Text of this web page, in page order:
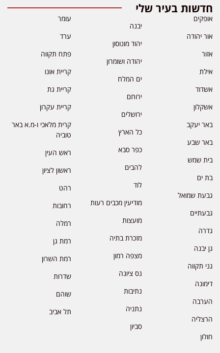
חדשות בעיר שלי
אופקים
אור יהודה
אזור
אילת
אשדוד
אשקלון
באר יעקב
באר שבע
בית שמש
בת ים
גבעת שמואל
גבעתיים
גדרה
גן יבנה
גני תקווה
דימונה
הערבה
הרצליה
חולון
יבנה
יהוד מונוסון
יהודה ושומרון
ים המלח
ירוחם
ירושלים
כל הארץ
כפר סבא
להבים
לוד
מודיעין מכבים רעות
מועצות
מזכרת בתיה
מצפה רמון
נס ציונה
נתיבות
נתניה
סביון
עומר
ערד
פתח תקווה
קריית אונו
קריית גת
קריית עקרון
קרית מלאכי ו-מ.א באר
טוביה
ראש העין
ראשון לציון
רהט
רחובות
רמלה
רמת גן
רמת השרון
שדרות
שוהם
תל אביב